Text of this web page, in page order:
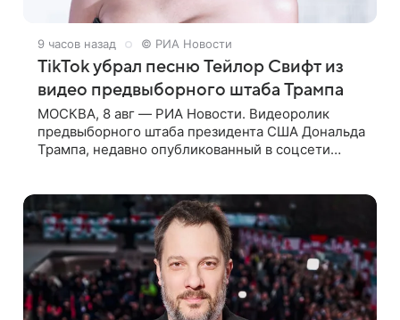
9 часов назад © РИА Новости
TikTok убрал песню Тейлор Свифт из
видео предвыборного штаба Трампа
МОСКВА, 8 авг — РИА Новости. Видеоролик
предвыборного штаба президента США Дональда
Трампа, недавно опубликованный в соцсети